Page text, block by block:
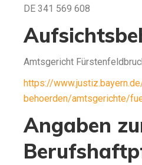
DE 341 569 608
Amtsgericht
https://
behoerden/amtsgerichte/
Angaben